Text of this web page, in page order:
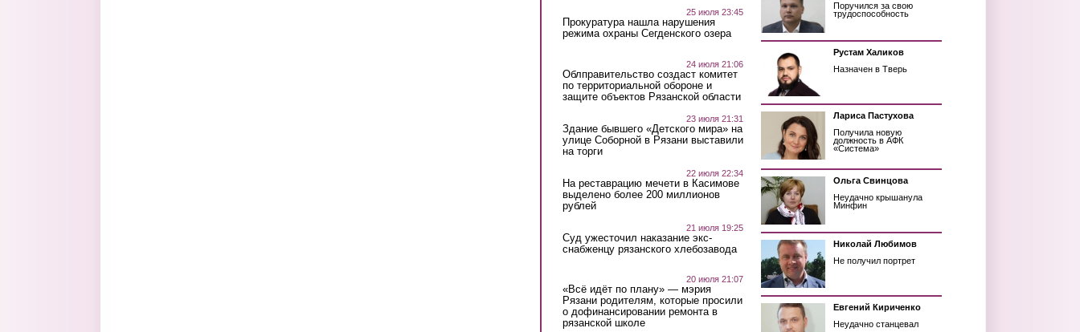
25 июля 23:45
Прокуратура нашла нарушения
режима охраны Сегденского озера
24 июля 21:06
Облправительство создаст комитет
по территориальной обороне и
защите объектов Рязанской области
23 июля 21:31
Здание бывшего «Детского мира» на
улице Соборной в Рязани выставили
на торги
22 июля 22:34
На реставрацию мечети в Касимове
выделено более 200 миллионов
рублей
21 июля 19:25
Суд ужесточил наказание экс-
снабженцу рязанского хлебозавода
20 июля 21:07
«Всё идёт по плану» — мэрия
Рязани родителям, которые просили
о дофинансировании ремонта в
рязанской школе
Поручился за свою
трудоспособность
Рустам Халиков
Назначен в Тверь
Лариса Пастухова
Получила новую
должность в АФК
«Система»
Ольга Свинцова
Неудачно крышанула
Минфин
Николай Любимов
Не получил портрет
Евгений Кириченко
Неудачно станцевал